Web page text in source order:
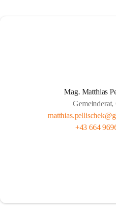
Mag. Matthias
+43 664